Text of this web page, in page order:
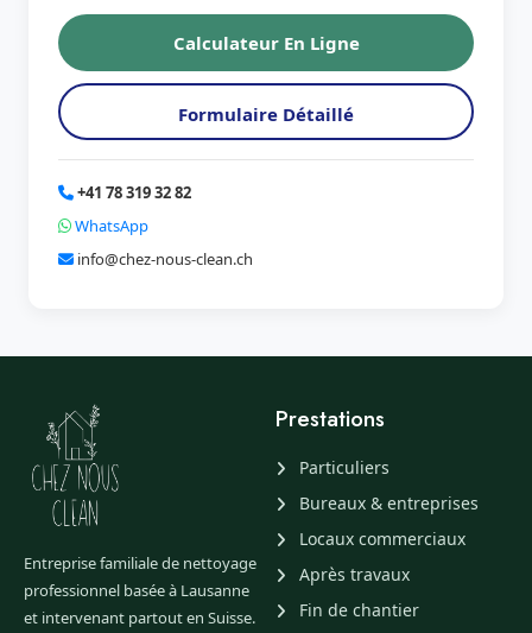
Calculateur En Ligne
Formulaire Détaillé
+41 78 319 32 82
WhatsApp
info@chez-nous-clean.ch
Entreprise familiale de nettoyage
professionnel basée à Lausanne
et intervenant partout en Suisse.
Prestations
Particuliers
Bureaux & entreprises
Locaux commerciaux
Après travaux
Fin de chantier